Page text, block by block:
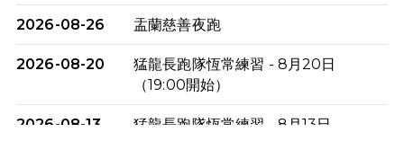
2026-08-26 盂蘭慈善夜跑
2026-08-20
猛龍長跑隊恆常練習 - 8月20日
（19:00開始）
2026-08-13
猛龍長跑隊恆常練習 - 8月13日